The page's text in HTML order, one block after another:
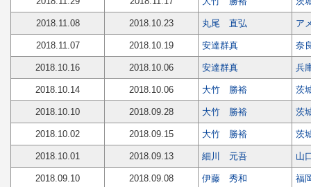
2018.11.08 2018.10.23 丸尾 直弘 ア
2018.11.07 2018.10.19 安達群真 奈
2018.10.16 2018.10.06 安達群真 兵
2018.10.14 2018.10.06 大竹 勝裕 茨
2018.10.10 2018.09.28 大竹 勝裕 茨
2018.10.02 2018.09.15 大竹 勝裕 茨
2018.10.01 2018.09.13 細川 元吾 山
2018.09.10 2018.09.08 伊藤 秀和 福